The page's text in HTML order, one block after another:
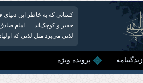
کسانی که به خاطر این دنیای
حقیر و کوچک‌اند. ... امام
لذتی می‌برد مثل لذتی که
زندگینامه پرونده ویژه